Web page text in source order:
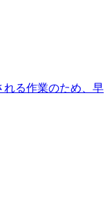
れる作業のため、早